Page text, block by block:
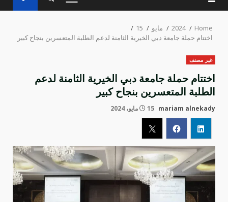
PRIMARY
Home
2024 مايو
15
اختتام حملة جامعة دبي الخيرية الثامنة لدعم الطلبة المتعسرين بنجاح كبير
غير مصنف
اختتام حملة جامعة دبي الخيرية الثامنة لدعم
الطلبة المتعسرين بنجاح كبير
mariam alnekady 15 مايو، 2024